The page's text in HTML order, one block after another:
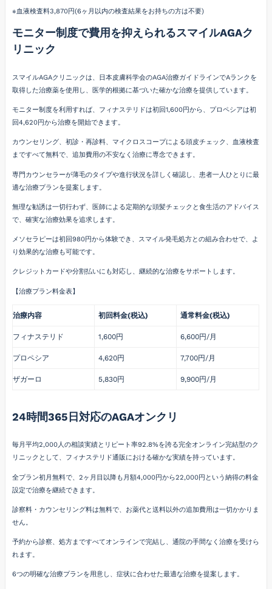
※血液検査料3,870円(6ヶ月以内の検査結果をお持ちの方は不要)
モニター制度で費用を抑えられるスマイルAGAク
リニック
スマイルAGAクリニックは、日本皮膚科学会のAGA治療ガイドラインでAランクを
取得した治療薬を使用し、医学的根拠に基づいた確かな治療を提供しています。
モニター制度を利用すれば、フィナステリドは初回1,600円から、プロペシアは初
回4,620円から治療を開始できます。
カウンセリング、初診・再診料、マイクロスコープによる頭皮チェック、血液検査
まですべて無料で、追加費用の不安なく治療に専念できます。
専門カウンセラーが薄毛のタイプや進行状況を詳しく確認し、患者一人ひとりに最
適な治療プランを提案します。
無理な勧誘は一切行わず、医師による定期的な頭髪チェックと食生活のアドバイス
で、確実な治療効果を追求します。
メソセラピーは初回980円から体験でき、スマイル発毛処方との組み合わせで、よ
り効果的な治療も可能です。
クレジットカードや分割払いにも対応し、継続的な治療をサポートします。
【治療プラン料金表】
治療内容 初回料金(税込) 通常料金(税込)
フィナステリド 1,600円 6,600円/月
プロペシア 4,620円 7,700円/月
ザガーロ 5,830円 9,900円/月
24時間365日対応のAGAオンクリ
毎月平均2,000人の相談実績とリピート率92.8%を誇る完全オンライン完結型のク
リニックとして、フィナステリド通販における確かな実績を持っています。
全プラン初月無料で、2ヶ月目以降も月額4,000円から22,000円という納得の料金
設定で治療を継続できます。
診察料・カウンセリング料は無料で、お薬代と送料以外の追加費用は一切かかりま
せん。
予約から診察、処方まですべてオンラインで完結し、通院の手間なく治療を受けら
れます。
6つの明確な治療プランを用意し、症状に合わせた最適な治療を提案します。